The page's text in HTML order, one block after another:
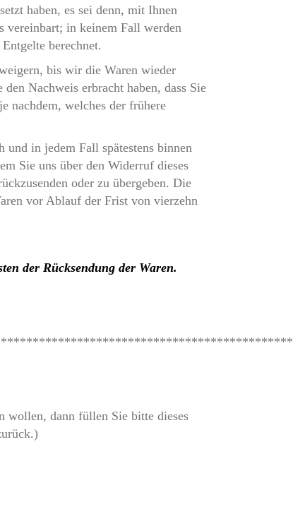
haben, es sei denn, mit Ihnen
vereinbart; in keinem Fall werden
berechnet.
bis wir die Waren wieder
Nachweis erbracht haben, dass Sie
nachdem, welches der frühere
und in jedem Fall spätestens binnen
Sie uns über den Widerruf dieses
oder zu übergeben. Die
vor Ablauf der Frist von vierzehn
der Rücksendung der Waren.
wollen, dann füllen Sie bitte dieses